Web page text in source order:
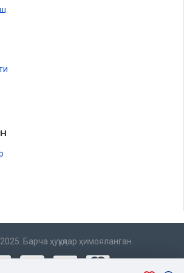
Барча ҳуқуқлар ҳимояланган